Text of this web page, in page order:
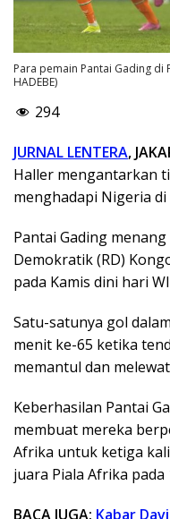
Para pemain Pantai Gading di
HADEBE)
294
JURNAL LENTERA,
Haller mengantarkan
menghadapi Nigeria
Pantai Gading
Demokratik (RD)
pada Kamis dini hari
Satu-satunya gol
menit ke-65 ketika
memantul dan
Keberhasilan Pantai
membuat mereka
Afrika untuk ketiga
juara Piala Afrika pada
BACA JUGA: Kabar